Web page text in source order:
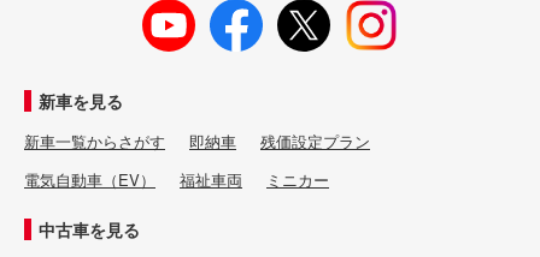
新車を見る
新車一覧からさがす 即納車
残価設定プラン
電気自動車（EV）
福祉車両 ミニカー
中古車を見る